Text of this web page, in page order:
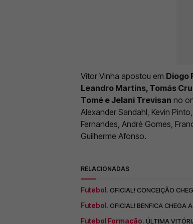
Vítor Vinha apostou em Diogo
Leandro Martins, Tomás
Tomé e Jelani Trevisan no
Alexander Sandahl, Kevin
Fernandes, André Gomes,
Guilherme Afonso.
RELACIONADAS
Futebol. OFICIAL! CONCEIÇÃO
Futebol. OFICIAL! BENFICA CHEGA
Futebol Formação. ÚLTIMA